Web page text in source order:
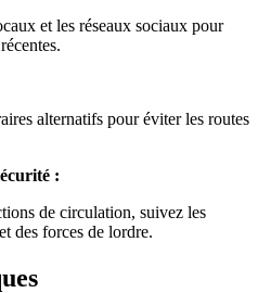
et les réseaux sociaux pour
alternatifs pour éviter les routes
:
de circulation, suivez les
des forces de lordre.